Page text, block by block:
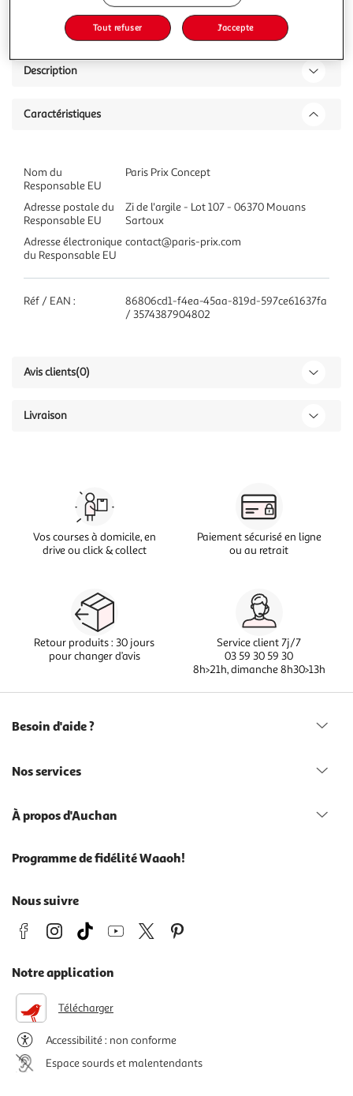
Description
Caractéristiques
Nom du
Responsable EU
Paris Prix Concept
Adresse postale du
Responsable EU
Zi de l'argile - Lot 107 - 06370 Mouans
Sartoux
Adresse électronique
du Responsable EU
contact@paris-prix.com
Réf / EAN :
86806cd1-f4ea-45aa-819d-597ce61637fa
/ 3574387904802
Avis clients(0)
Livraison
Vos courses à domicile, en
drive ou click & collect
Paiement sécurisé en ligne
ou au retrait
Retour produits : 30 jours
pour changer d’avis
Service client 7j/7
03 59 30 59 30
8h>21h, dimanche 8h30>13h
Besoin d'aide ?
Nos services
À propos d'Auchan
Programme de fidélité Waaoh!
Nous suivre
Notre application
Télécharger
Accessibilité : non conforme
Espace sourds et malentendants
Tout refuser J'accepte